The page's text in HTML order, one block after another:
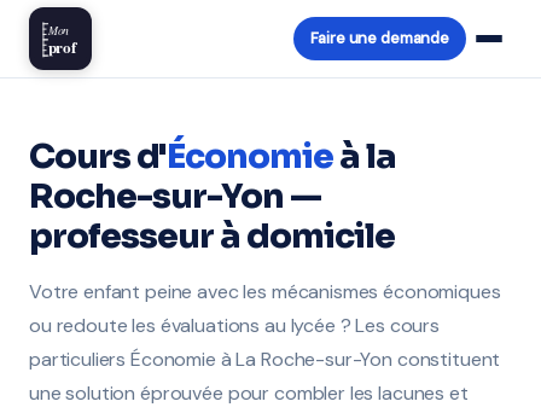
Mon
prof Faire une demande
Cours d'Économieà la
Roche-sur-Yon —
professeur à domicile
Votre enfant peine avec les mécanismes économiques
ou redoute les évaluations au lycée ? Les cours
particuliers Économie à La Roche-sur-Yon constituent
une solution éprouvée pour combler les lacunes et